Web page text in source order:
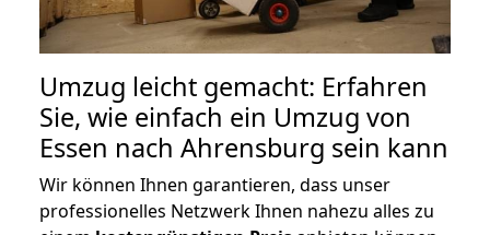
Umzug leicht gemacht: Erfahren
Sie, wie einfach ein Umzug von
Essen nach Ahrensburg sein kann
Wir können Ihnen garantieren, dass unser
professionelles Netzwerk Ihnen nahezu alles zu